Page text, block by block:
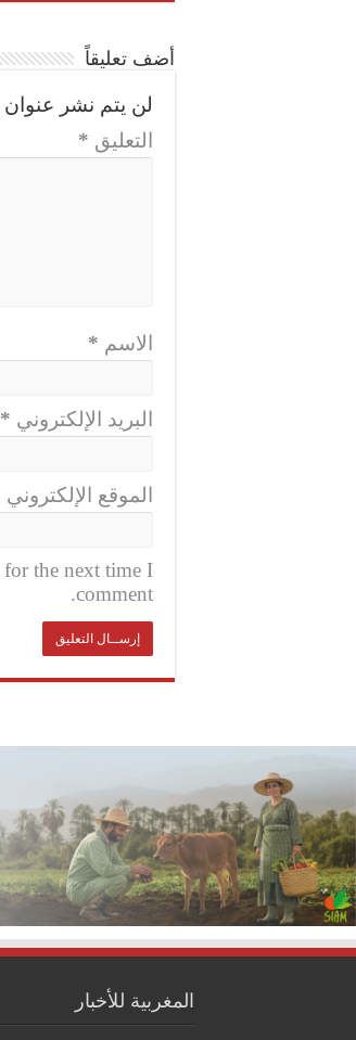
أضف تعليقاً
لن يتم نشر عنوان
التعليق *
الاسم *
البريد الإلكتروني *
الموقع الإلكتروني
for the next time I
comment.
المغربية للأخبار